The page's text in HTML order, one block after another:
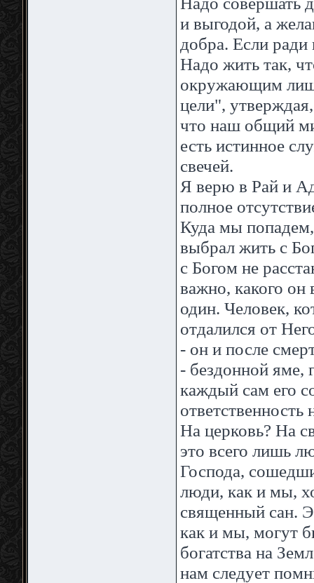
и выгодой, а
добра. Если
Надо жить так,
окружающим
цели",
что наш общий
есть истинное
свечей.
Я верю в Рай и
полное
Куда мы
выбрал жить с
с Богом не
важно, какого он
один. Человек,
отдалился от
- он и после
- бездонной яме,
каждый сам его
ответственность
На церковь? На
это всего лишь
Господа,
люди, как и мы,
священный сан.
как и мы, могут
богатства на
нам следует